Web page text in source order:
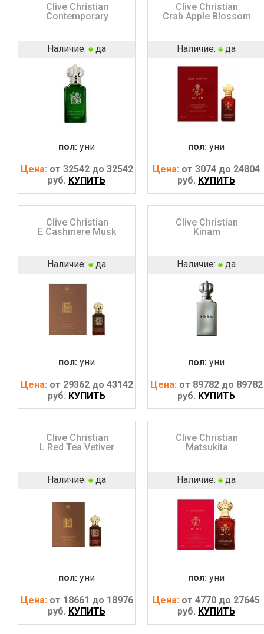
Clive Christian
Contemporary
Наличие: да
пол: уни
Цена: от 32542 до 32542
руб. КУПИТЬ
Clive Christian
Crab Apple Blossom
Наличие: да
пол: уни
Цена: от 3074 до 24804
руб. КУПИТЬ
Clive Christian
E Cashmere Musk
Наличие: да
пол: уни
Цена: от 29362 до 43142
руб. КУПИТЬ
Clive Christian
Kinam
Наличие: да
пол: уни
Цена: от 89782 до 89782
руб. КУПИТЬ
Clive Christian
L Red Tea Vetiver
Наличие: да
пол: уни
Цена: от 18661 до 18976
руб. КУПИТЬ
Clive Christian
Matsukita
Наличие: да
пол: уни
Цена: от 4770 до 27645
руб. КУПИТЬ